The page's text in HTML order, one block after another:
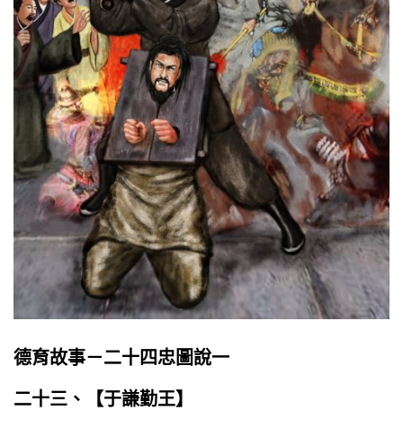
德育故事－二十四忠圖說一
二十三、【于謙勤王】